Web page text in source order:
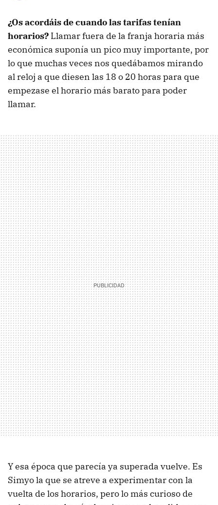
¿Os acordáis de cuando las tarifas tenían
horarios? Llamar fuera de la franja horaria más
económica suponía un pico muy importante, por
lo que muchas veces nos quedábamos mirando
al reloj a que diesen las 18 o 20 horas para que
empezase el horario más barato para poder
llamar.
Y esa época que parecía ya superada vuelve. Es
Simyo la que se atreve a experimentar con la
vuelta de los horarios, pero lo más curioso de